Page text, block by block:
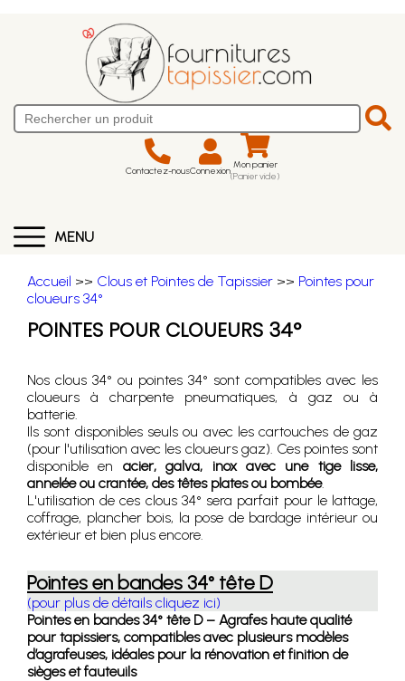
Contactez-nousConnexion Mon panier
(Panier vide)
MENU
Accueil >> Clous et Pointes de Tapissier >> Pointes pour
cloueurs 34°
POINTES POUR CLOUEURS 34°
Nos clous 34° ou pointes 34° sont compatibles avec les
cloueurs à charpente pneumatiques, à gaz ou à
batterie.
Ils sont disponibles seuls ou avec les cartouches de gaz
(pour l'utilisation avec les cloueurs gaz). Ces pointes sont
disponible en acier, galva, inox avec une tige lisse,
annelée ou crantée, des têtes plates ou bombée.
L'utilisation de ces clous 34° sera parfait pour le lattage,
coffrage, plancher bois, la pose de bardage intérieur ou
extérieur et bien plus encore.
Pointes en bandes 34° tête D
(pour plus de détails cliquez ici)
Pointes en bandes 34° tête D – Agrafes haute qualité
pour tapissiers, compatibles avec plusieurs modèles
d’agrafeuses, idéales pour la rénovation et finition de
sièges et fauteuils